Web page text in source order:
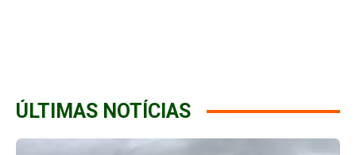
ÚLTIMAS NOTÍCIAS